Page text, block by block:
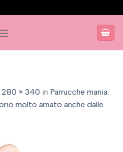
280 × 340 in Parrucche mania:
molto amato anche dalle